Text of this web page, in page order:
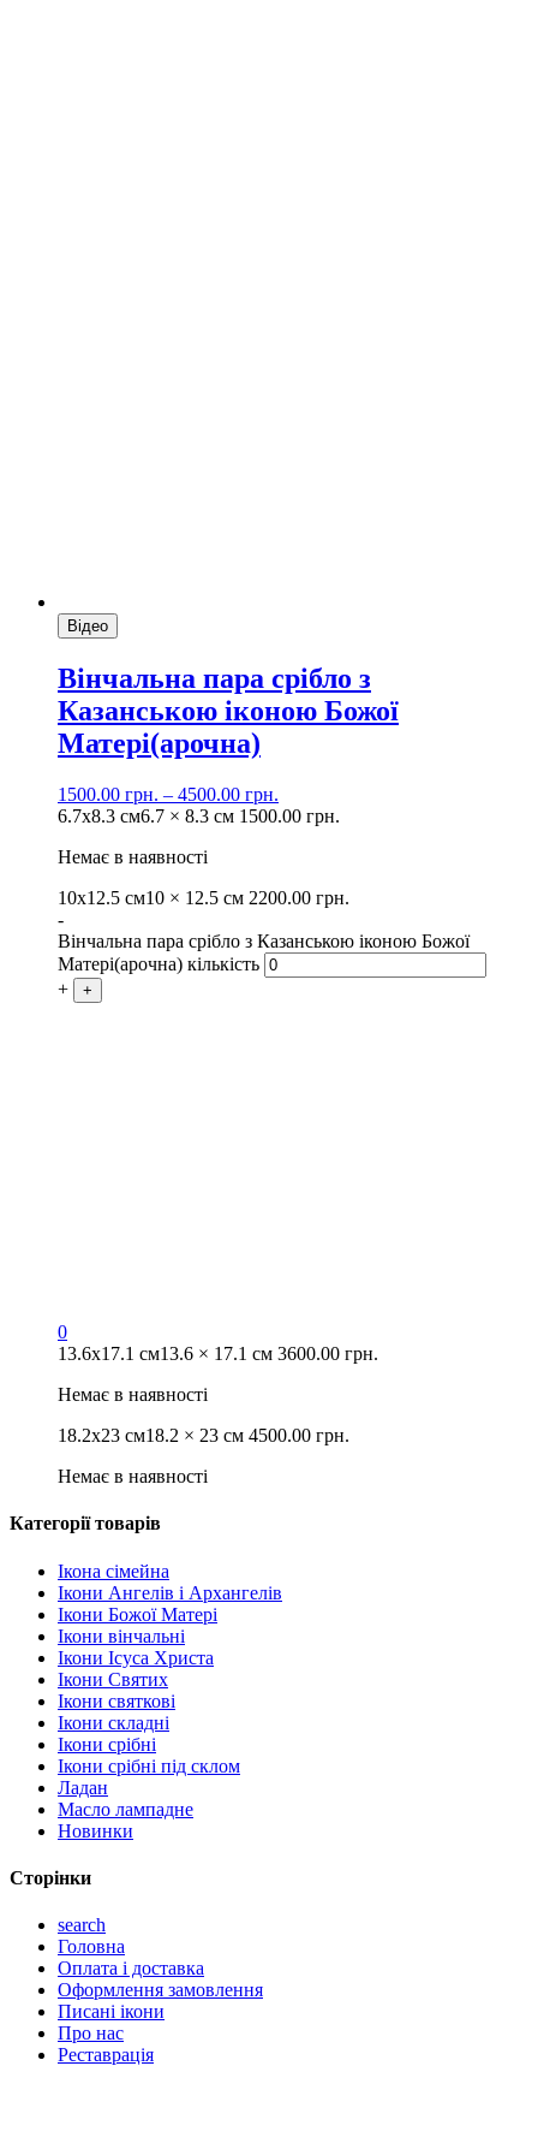
Відео
Вінчальна пара срібло з
Казанською іконою Божої
Матері(арочна)
1500.00 грн. – 4500.00 грн.
6.7х8.3 см6.7 × 8.3 см 1500.00 грн.
Немає в наявності
10х12.5 см10 × 12.5 см 2200.00 грн.
-
Вінчальна пара срібло з Казанською іконою Божої
Матері(арочна) кількість
+
+
0
13.6х17.1 см13.6 × 17.1 см 3600.00 грн.
Немає в наявності
18.2х23 см18.2 × 23 см 4500.00 грн.
Немає в наявності
Категорії товарів
Ікона сімейна
Ікони Ангелів і Архангелів
Ікони Божої Матері
Ікони вінчальні
Ікони Ісуса Христа
Ікони Святих
Ікони святкові
Ікони складні
Ікони срібні
Ікони срібні під склом
Ладан
Масло лампадне
Новинки
Сторінки
search
Головна
Оплата і доставка
Оформлення замовлення
Писані ікони
Про нас
Реставрація